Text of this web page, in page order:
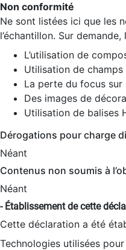
Non conformité
Ne sont listées ici que les
l’échantillon. Sur
L’utilisation de
Utilisation de
La perte du focus
Des images de
Utilisation de balises
Dérogations pour charge
Néant
Contenus non soumis à
Néant
- Établissement de cette
Cette déclaration a été
Technologies utilisées